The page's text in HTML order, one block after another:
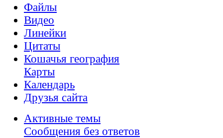
Файлы
Видео
Линейки
Цитаты
Кошачья география
Карты
Календарь
Друзья сайта
Активные темы
Сообщения без ответов